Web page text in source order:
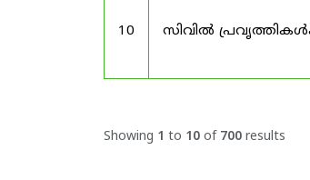
10 സിവിൽ
Showing 1 to 10 of 700 results